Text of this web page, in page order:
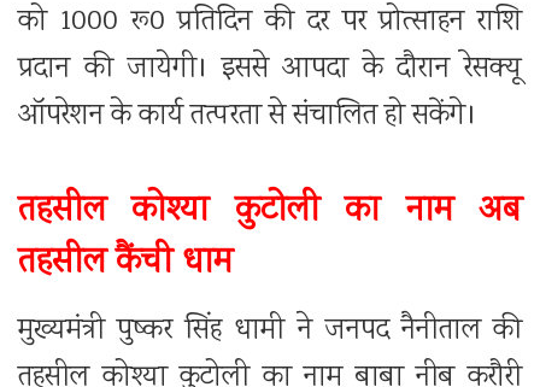
को 1000 रू0 प्रतिदिन की दर पर प्रोत्साहन राशि
प्रदान की जायेगी। इससे आपदा के दौरान रेसक्यू
ऑपरेशन के कार्य तत्परता से संचालित हो सकेंगे।
तहसील कोश्या कुटोली का नाम अब
तहसील कैंची धाम
मुख्यमंत्री पुष्कर सिंह धामी ने जनपद नैनीताल की
तहसील कोश्या कुटोली का नाम बाबा नीब करौरी